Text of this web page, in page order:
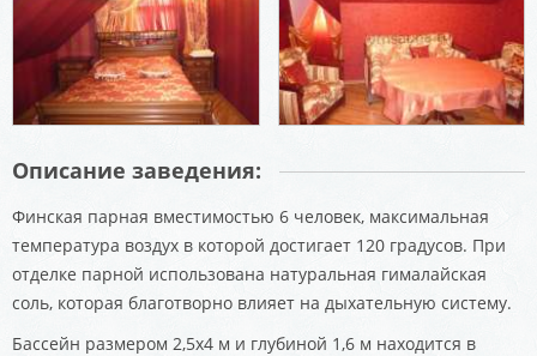
Описание заведения:
Финская парная вместимостью 6 человек, максимальная
температура воздух в которой достигает 120 градусов. При
отделке парной использована натуральная гималайская
соль, которая благотворно влияет на дыхательную систему.
Бассейн размером 2,5х4 м и глубиной 1,6 м находится в